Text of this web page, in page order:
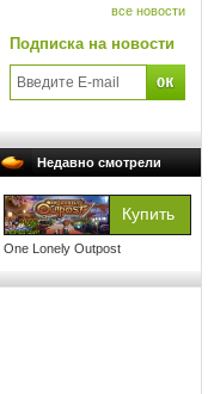
все новости
Подписка на новости
Недавно смотрели
One Lonely Outpost